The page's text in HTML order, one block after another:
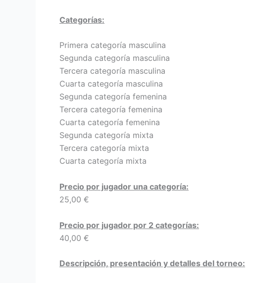
Categorías:
Primera categoría masculina
Segunda categoría masculina
Tercera categoría masculina
Cuarta categoría masculina
Segunda categoría femenina
Tercera categoría femenina
Cuarta categoría femenina
Segunda categoría mixta
Tercera categoría mixta
Cuarta categoría mixta
Precio por jugador una categoría:
25,00 €
Precio por jugador por 2 categorías:
40,00 €
Descripción, presentación y detalles del torneo: